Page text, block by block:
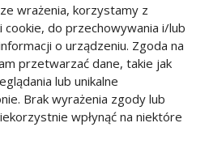
wrażenia, korzystamy z
cookie, do przechowywania i/lub
o urządzeniu. Zgoda na
przetwarzać dane, takie jak
lub unikalne
Brak wyrażenia zgody lub
wpłynąć na niektóre
(12)
(10)
(21)